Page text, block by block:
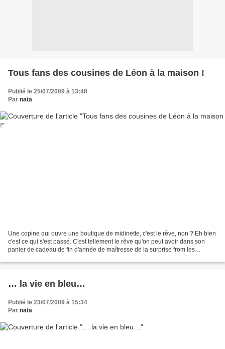
Tous fans des cousines de Léon à la maison !
Publié le 25/07/2009 à 13:48
Par nata
Une copine qui ouvre une boutique de midinette, c'est le rêve, non ? Eh bien
c'est ce qui s'est passé. C'est tellement le rêve qu'on peut avoir dans son
panier de cadeau de fin d'année de maîtresse de la surprise from les
… la vie en bleu…
Publié le 23/07/2009 à 15:34
Par nata